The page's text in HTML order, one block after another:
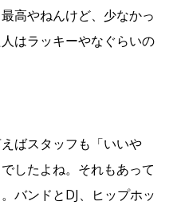
高やねんけど、少なかっ
はラッキーやなぐらいの
ばスタッフも「いいや
したよね。それもあって
バンドとDJ、ヒップホッ